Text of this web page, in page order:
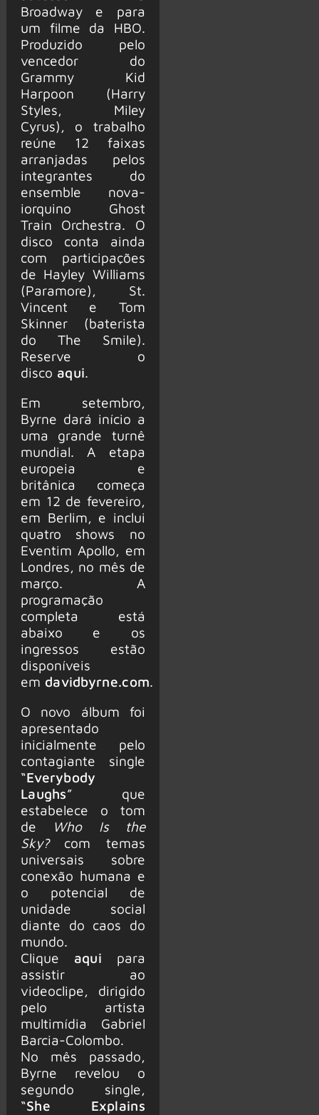
Broadway e para
um filme da HBO.
Produzido pelo
vencedor do
Grammy Kid
Harpoon (Harry
Styles, Miley
Cyrus), o trabalho
reúne 12 faixas
arranjadas pelos
integrantes do
ensemble nova-
iorquino Ghost
Train Orchestra. O
disco conta ainda
com participações
de Hayley Williams
(Paramore), St.
Vincent e Tom
Skinner (baterista
do The Smile).
Reserve o
disco aqui.
Em setembro,
Byrne dará início a
uma grande turnê
mundial. A etapa
europeia e
britânica começa
em 12 de fevereiro,
em Berlim, e inclui
quatro shows no
Eventim Apollo, em
Londres, no mês de
março. A
programação
completa está
abaixo e os
ingressos estão
disponíveis
em davidbyrne.com.
O novo álbum foi
apresentado
inicialmente pelo
contagiante single
“Everybody
Laughs” que
estabelece o tom
de
Who Is the
Sky? com temas
universais sobre
conexão humana e
o potencial de
unidade social
diante do caos do
mundo.
Clique aqui para
assistir ao
videoclipe, dirigido
pelo artista
multimídia Gabriel
Barcia-Colombo.
No mês passado,
Byrne revelou o
segundo single,
“She Explains